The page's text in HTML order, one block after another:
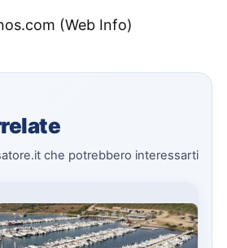
(Web Info)
che potrebbero interessarti